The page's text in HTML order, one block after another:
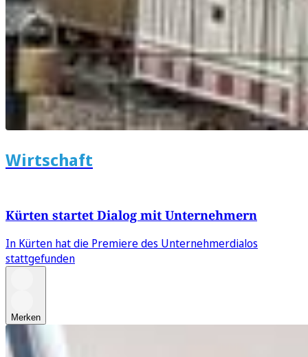
Wirtschaft
Kürten startet Dialog mit Unternehmern
In Kürten hat die Premiere des Unternehmerdialos
stattgefunden
Merken